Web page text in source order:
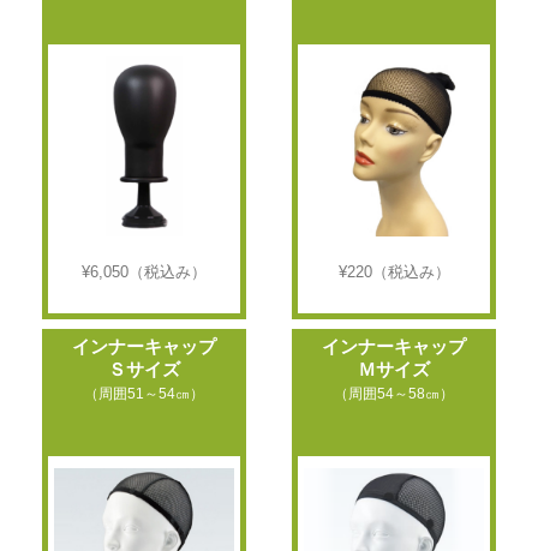
¥6,050 （税込み） ¥220（税込み）
インナーキャップ
Ｓサイズ
（周囲51～54㎝）
インナーキャップ
Ｍサイズ
（周囲54～58㎝）